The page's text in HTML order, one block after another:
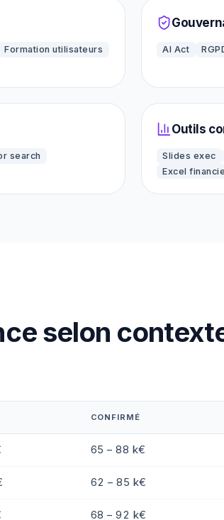
Formation utilisateurs
AI Act
search
Outils
Slides exec
Excel
selon
CONFIRMÉ
65 – 88 k€
62 – 85 k€
68 – 92 k€